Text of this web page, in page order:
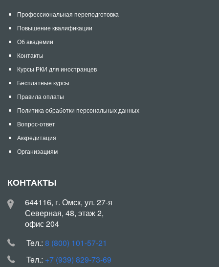
Профессиональная переподготовка
Повышение квалификации
Об академии
Контакты
Курсы РКИ для иностранцев
Бесплатные курсы
Правила оплаты
Политика обработки персональных данных
Вопрос-ответ
Аккредитация
Организациям
КОНТАКТЫ
644116, г. Омск, ул. 27-я
Северная, 48, этаж 2,
офис 204
Teл.: 8 (800) 101-57-21
Teл.: +7 (939) 829-73-69